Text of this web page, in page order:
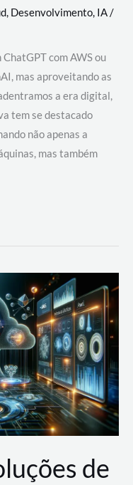
, Desenvolvimento, IA/
com AWS ou
mas aproveitando as
a era digital,
tem se destacado
não apenas a
mas também
de